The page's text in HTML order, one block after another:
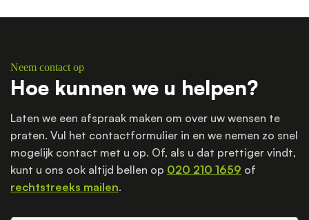
Neem contact op
Hoe kunnen we u helpen?
Laten we een afspraak maken om over uw wensen te
praten. Vul het contactformulier in en we nemen zo snel
mogelijk contact met u op. Of, als u dat prettiger vindt,
kunt u ons ook altijd bellen op 020 210 1659 of
rechtstreeks mailen.